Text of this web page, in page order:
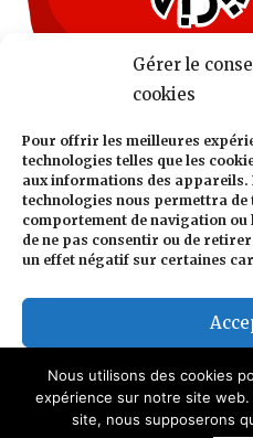
Gérer le
cookies
Pour offrir les meilleures
technologies telles que les
aux informations des appareils.
technologies nous permettra de
comportement de navigation ou
de ne pas consentir ou de
un effet négatif sur certaines
Voir les
Nous utilisons des cookies
expérience sur notre site
site, nous supposerons